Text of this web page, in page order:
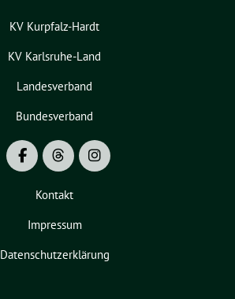
KV Kurpfalz-Hardt
KV Karlsruhe-Land
Landesverband
Bundesverband
Kontakt
Impressum
Datenschutzerklärung